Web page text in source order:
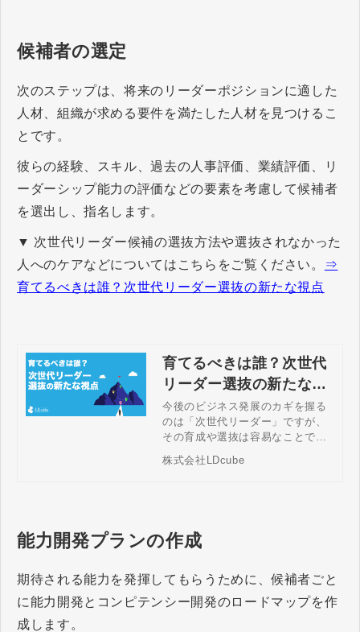
候補者の選定
次のステップは、将来のリーダーポジションに適した
人材、組織が求める要件を満たした人材を見つけるこ
とです。
彼らの経験、スキル、過去の人事評価、業績評価、リ
ーダーシップ能力の評価などの要素を考慮して候補者
を選出し、指名します。
▼ 次世代リーダー候補の選抜方法や選抜されなかった
人へのケアなどについてはこちらをご覧ください。
⇒
育てるべきは誰？次世代リーダー選抜の新たな視点
育てるべきは誰？次世代
リーダー選抜の新たな視
点
今後のビジネス発展のカギを握る
のは「次世代リーダー」ですが、
その育成や選抜は容易なことでは
リーダーに求められる要素や選抜
のか、次世代リーダー選抜・育成
成担当者の方は必見です。
株式会社LDcube
能力開発プランの作成
期待される能力を発揮してもらうために、候補者ごと
に能力開発とコンピテンシー開発のロードマップを作
成します。